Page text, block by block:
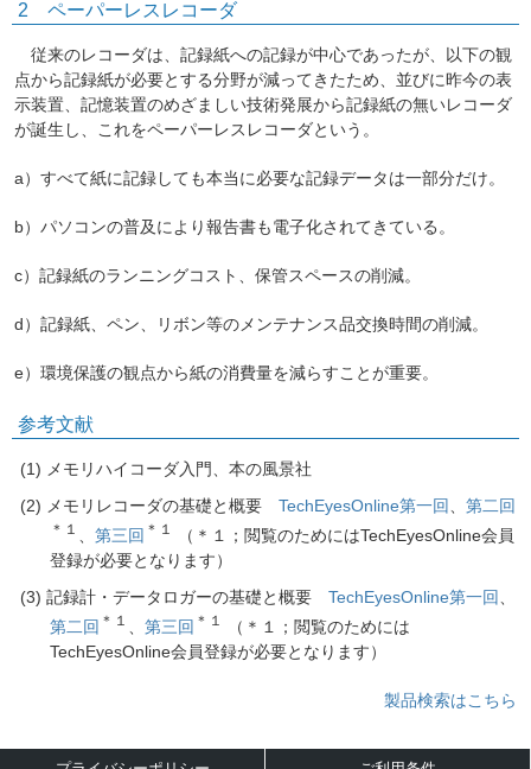
2 ペーパーレスレコーダ
従来のレコーダは、記録紙への記録が中心であったが、以下の観
点から記録紙が必要とする分野が減ってきたため、並びに昨今の表
示装置、記憶装置のめざましい技術発展から記録紙の無いレコーダ
が誕生し、これをペーパーレスレコーダという。
a）すべて紙に記録しても本当に必要な記録データは一部分だけ。
b）パソコンの普及により報告書も電子化されてきている。
c）記録紙のランニングコスト、保管スペースの削減。
d）記録紙、ペン、リボン等のメンテナンス品交換時間の削減。
e）環境保護の観点から紙の消費量を減らすことが重要。
参考文献
メモリハイコーダ入門、本の風景社
メモリレコーダの基礎と概要 TechEyesOnline第一回、 第二回
＊１ 第三回 ＊１
（＊１；閲覧のためにはTechEyesOnline会員
登録が必要となります）
記録計・データロガーの基礎と概要 TechEyesOnline第一回
第二回 ＊１ 第三回 ＊１
（＊１；閲覧のためには
TechEyesOnline会員登録が必要となります）
製品検索はこちら